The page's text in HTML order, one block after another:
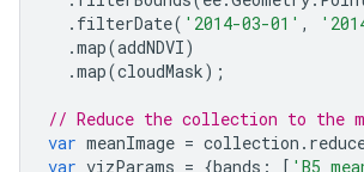
. filterDate( '2014-03-01' ,
.map(addNDVI)
.map(cloudMask);
// Reduce the collection to the
var meanImage = collection .
var vizParams = {bands : [